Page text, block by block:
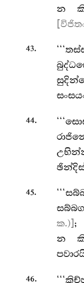
න
43.
44.
45.
ක.)] ;
න
46.